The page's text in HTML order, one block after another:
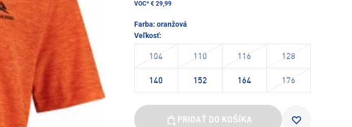
VOC*€ 29,99
Farba: oranžová
Veľkosť:
104 110 116 128
140 152 164 176
PRIDAŤ DO KOŠÍKA